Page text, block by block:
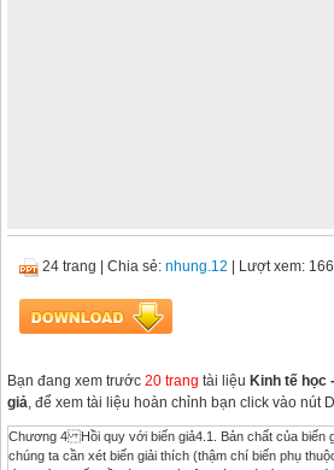
24 trang Chia sẻ: nhung.12 | Lượt xem:
Bạn đang xem trước 20 trang tài liệu Kinh tế học
giả, để xem tài liệu hoàn chỉnh bạn click vào nút
Chương 4 Hồi quy với biến giả4.1. Bản chất của biến
chúng ta cần xét biến giải thích (thậm chí biến phụ